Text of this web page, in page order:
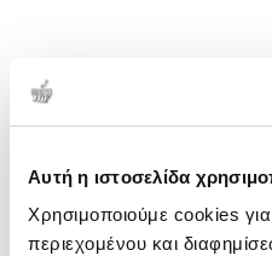
Αυτή η ιστοσελίδα
Χρησιμοποιούμε cookies
περιεχομένου και